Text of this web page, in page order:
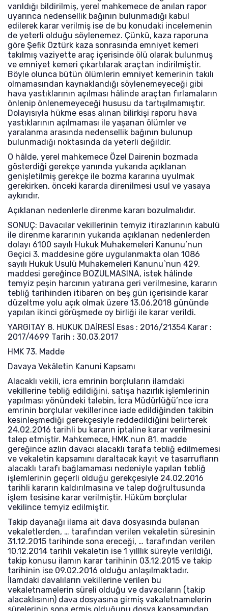
varıldığı bildirilmiş, yerel mahkemece de anılan rapor
uyarınca nedensellik bağının bulunmadığı kabul
edilerek karar verilmiş ise de bu konudaki incelemenin
de yeterli olduğu söylenemez. Çünkü, kaza raporuna
göre Şefik Öztürk kaza sonrasında emniyet kemeri
takılmış vaziyette araç içerisinde ölü olarak bulunmuş
ve emniyet kemeri çıkartılarak araçtan indirilmiştir.
Böyle olunca bütün ölümlerin emniyet kemerinin takılı
olmamasından kaynaklandığı söylenemeyeceği gibi
hava yastıklarının açılması hâlinde araçtan fırlamaların
önlenip önlenemeyeceği hususu da tartışılmamıştır.
Dolayısıyla hükme esas alınan bilirkişi raporu hava
yastıklarının açılmaması ile yaşanan ölümler ve
yaralanma arasında nedensellik bağının bulunup
bulunmadığı noktasında da yeterli değildir.
O hâlde, yerel mahkemece Özel Dairenin bozmada
gösterdiği gerekçe yanında yukarıda açıklanan
genişletilmiş gerekçe ile bozma kararına uyulmak
gerekirken, önceki kararda direnilmesi usul ve yasaya
aykırıdır.
Açıklanan nedenlerle direnme kararı bozulmalıdır.
SONUÇ: Davacılar vekillerinin temyiz itirazlarının kabulü
ile direnme kararının yukarıda açıklanan nedenlerden
dolayı 6100 sayılı Hukuk Muhakemeleri Kanunu’nun
Geçici 3. maddesine göre uygulanmakta olan 1086
sayılı Hukuk Usulü Muhakemeleri Kanunu`nun 429.
maddesi gereğince BOZULMASINA, istek hâlinde
temyiz peşin harcının yatırana geri verilmesine, kararın
tebliğ tarihinden itibaren on beş gün içerisinde karar
düzeltme yolu açık olmak üzere 13.06.2018 gününde
yapılan ikinci görüşmede oy birliği ile karar verildi.
YARGITAY 8. HUKUK DAİRESİ Esas : 2016/21354 Karar :
2017/4699 Tarih : 30.03.2017
HMK 73. Madde
Davaya Vekâletin Kanuni Kapsamı
Alacaklı vekili, icra emrinin borçluların ilamdaki
vekillerine tebliğ edildiğini, satışa hazırlık işlemlerinin
yapılması yönündeki talebin, İcra Müdürlüğü’nce icra
emrinin borçlular vekillerince iade edildiğinden takibin
kesinleşmediği gerekçesiyle reddedildiğini belirterek
24.02.2016 tarihli bu kararın iptaline karar verilmesini
talep etmiştir. Mahkemece, HMK.nun 81. madde
gereğince azlin davacı alacaklı tarafa tebliğ edilmemesi
ve vekaletin kapsamını daraltacak kayıt ve tasarrufların
alacaklı tarafı bağlamaması nedeniyle yapılan tebliğ
işlemlerinin geçerli olduğu gerekçesiyle 24.02.2016
tarihli kararın kaldırılmasına ve talep doğrultusunda
işlem tesisine karar verilmiştir. Hüküm borçlular
vekilince temyiz edilmiştir.
Takip dayanağı ilama ait dava dosyasında bulanan
vekaletlerden, … tarafından verilen vekaletin süresinin
31.12.2015 tarihinde sona ereceği, … tarafından verilen
10.12.2014 tarihli vekaletin ise 1 yılllık süreyle verildiği,
takip konusu ilamın karar tarihinin 03.12.2015 ve takip
tarihinin ise 09.02.2016 olduğu anlaşılmaktadır.
İlamdaki davalıların vekillerine verilen bu
vekaletnamelerin süreli olduğu ve davacıların (takip
alacaklısının) dava dosyasına girmiş vakaletnamelerin